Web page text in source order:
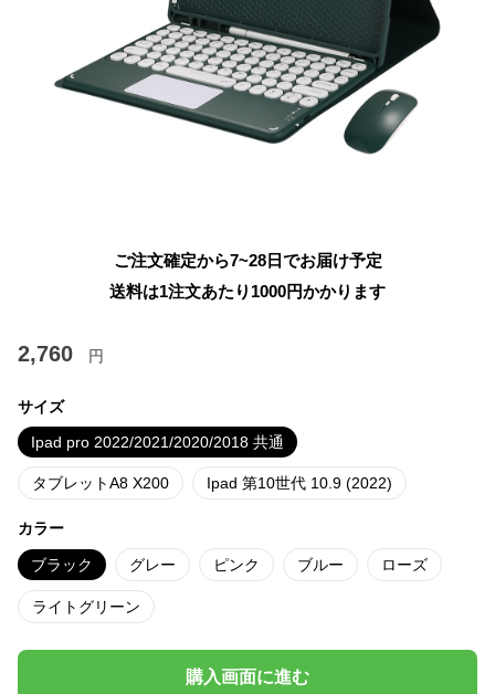
ご注文確定から7~28日でお届け予定
送料は1注文あたり 1000円かかります
2,760 円
サイズ
Ipad pro 2022/2021/2020/2018 共通
タブレットA8 X200 Ipad 第10世代 10.9 (2022)
カラー
ブラック グレー ピンク ブルー ローズ
ライトグリーン
購入画面に進む